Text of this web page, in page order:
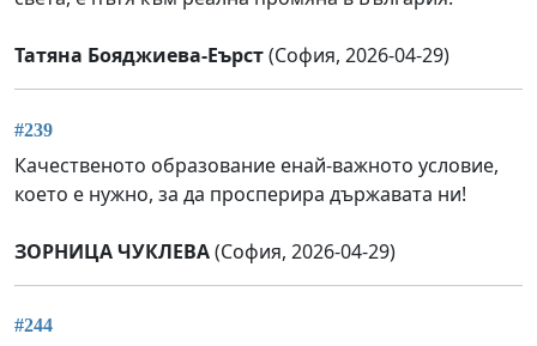
Татяна Бояджиева-Еърст(София, 2026-04-29)
#239
Качественото образование енай-важното условие,
което е нужно, за да просперира държавата ни!
ЗОРНИЦА ЧУКЛЕВА(София, 2026-04-29)
#244